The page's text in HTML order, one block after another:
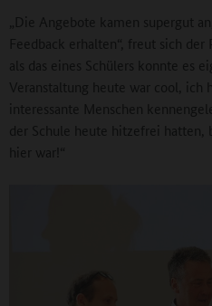
„Die Angebote kamen supergut
Feedback erhalten“, freut sich der
als das eines Schülers konnte es
Veranstaltung heute war cool, ich
interessante Menschen
der Schule heute hitzefrei hatten,
hier war!“